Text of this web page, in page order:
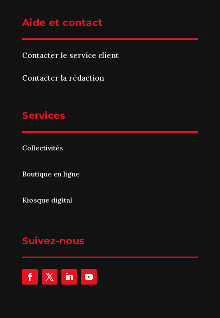
Aide et contact
Contacter le service client
Contacter la rédaction
Services
Collectivités
Boutique en ligne
Kiosque digital
Suivez-nous